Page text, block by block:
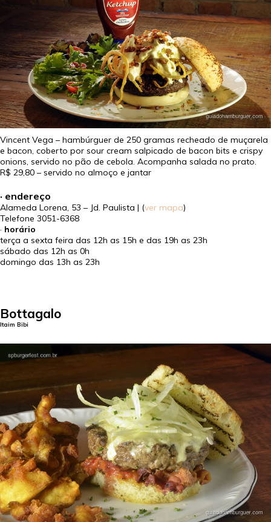
Vincent Vega – hambúrguer de 250 gramas recheado de muçarela
e bacon, coberto por sour cream salpicado de bacon bits e crispy
onions, servido no pão de cebola. Acompanha salada no prato.
R$ 29,80 – servido no almoço e jantar
· endereço
Alameda Lorena, 53 – Jd. Paulista | (ver mapa)
Telefone 3051-6368
· horário
terça a sexta feira das 12h as 15h e das 19h as 23h
sábado das 12h as 0h
domingo das 13h as 23h
Bottagalo
Itaim Bibi